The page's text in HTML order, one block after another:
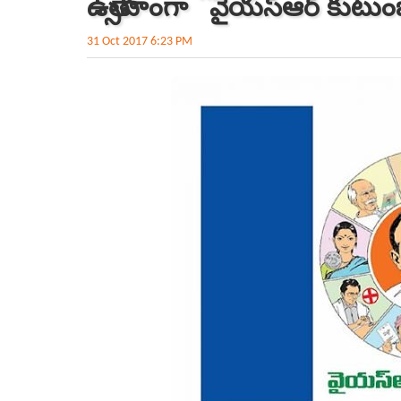
ఉత్సాహంగా ``వైయ‌స్ఆర్
31 Oct 2017 6:23 PM